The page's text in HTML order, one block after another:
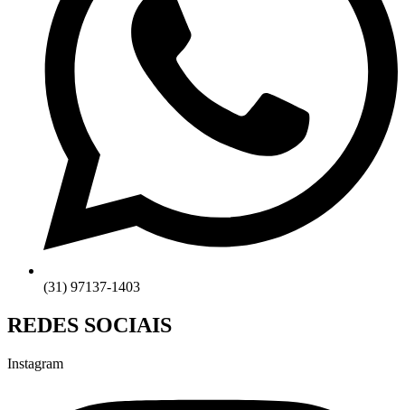
(31) 97137-1403
REDES SOCIAIS
Instagram